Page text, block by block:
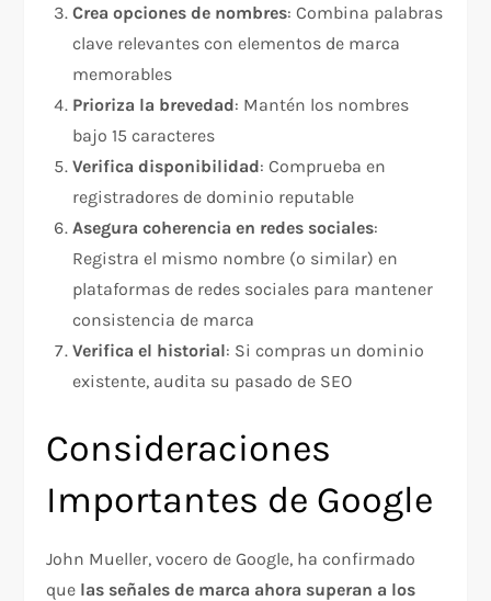
Crea opciones de nombres: Combina palabras
clave relevantes con elementos de marca
memorables
Prioriza la brevedad: Mantén los nombres
bajo 15 caracteres
Verifica disponibilidad: Comprueba en
registradores de dominio reputable
Asegura coherencia en redes sociales:
Registra el mismo nombre (o similar) en
plataformas de redes sociales para mantener
consistencia de marca​
Verifica el historial: Si compras un dominio
existente, audita su pasado de SEO
Consideraciones
Importantes de Google
John Mueller, vocero de Google, ha confirmado
que las señales de marca ahora superan a los